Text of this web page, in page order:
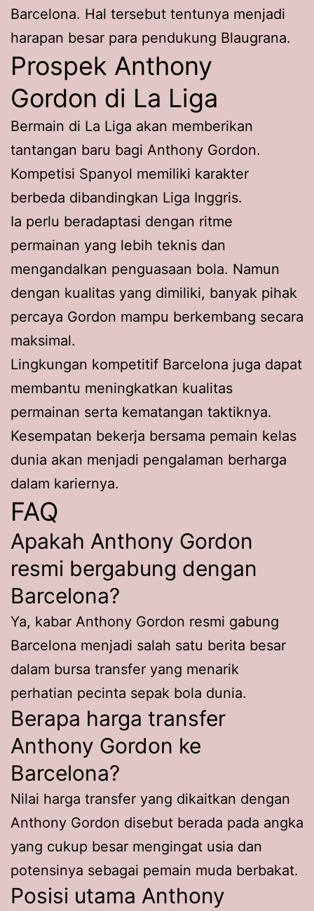
Barcelona. Hal tersebut tentunya menjadi
harapan besar para pendukung Blaugrana.
Prospek Anthony
Gordon di La Liga
Bermain di La Liga akan memberikan
tantangan baru bagi Anthony Gordon.
Kompetisi Spanyol memiliki karakter
berbeda dibandingkan Liga Inggris.
Ia perlu beradaptasi dengan ritme
permainan yang lebih teknis dan
mengandalkan penguasaan bola. Namun
dengan kualitas yang dimiliki, banyak pihak
percaya Gordon mampu berkembang secara
maksimal.
Lingkungan kompetitif Barcelona juga dapat
membantu meningkatkan kualitas
permainan serta kematangan taktiknya.
Kesempatan bekerja bersama pemain kelas
dunia akan menjadi pengalaman berharga
dalam kariernya.
FAQ
Apakah Anthony Gordon
resmi bergabung dengan
Barcelona?
Ya, kabar Anthony Gordon resmi gabung
Barcelona menjadi salah satu berita besar
dalam bursa transfer yang menarik
perhatian pecinta sepak bola dunia.
Berapa harga transfer
Anthony Gordon ke
Barcelona?
Nilai harga transfer yang dikaitkan dengan
Anthony Gordon disebut berada pada angka
yang cukup besar mengingat usia dan
potensinya sebagai pemain muda berbakat.
Posisi utama Anthony